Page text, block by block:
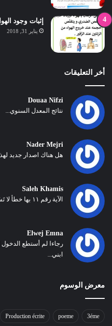
إثبات وجود
يناير 31, 2018
أخر التعليقات
Douaa Nifzi
نتائج المعدل السنوي...
Nader Mejri
هل هناك اصدار جديد
Saleh Khamis
الآية رقم ١١ بها خطأ لا تَسْمَعُ فِيها لاغِيَةً لقد ضمت التا...
Elwej Emna
رجاءا لم أستطع الدخول
ابني...
معرض الوسوم
3éme
poeme
Production écrite